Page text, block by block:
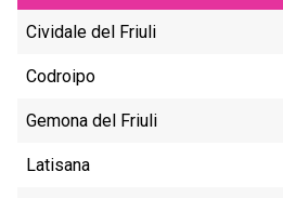
Cividale del Friuli
Codroipo
Gemona del Friuli
Latisana